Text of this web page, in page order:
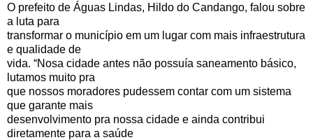
O prefeito de Águas Lindas, Hildo do Candango, falou sobre
a luta para
transformar o município em um lugar com mais infraestrutura
e qualidade de
vida. “Nosa cidade antes não possuía saneamento básico,
lutamos muito pra
que nossos moradores pudessem contar com um sistema
que garante mais
desenvolvimento pra nossa cidade e ainda contribui
diretamente para a saúde